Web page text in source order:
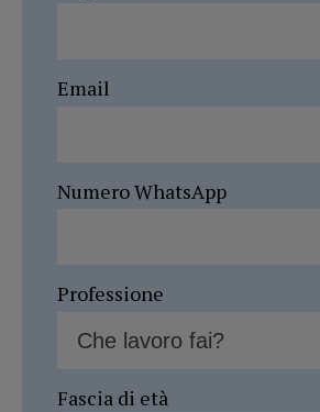
Email
Numero WhatsApp
Professione
Fascia di età